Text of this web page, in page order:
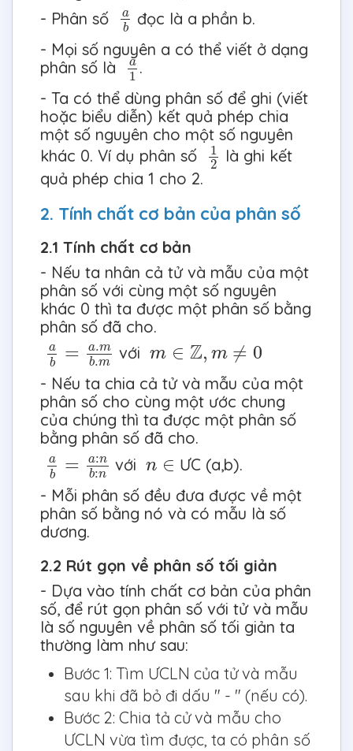
- Phân số
a
b
ab đọc là a phần b.
- Mọi số nguyên a có thể viết ở dạng
phân số là
a
1
a1.
- Ta có thể dùng phân số để ghi (viết
hoặc biểu diễn) kết quả phép chia
một số nguyên cho một số nguyên
khác 0. Ví dụ phân số
1
2
12
là ghi kết
quả phép chia 1 cho 2.
2. Tính chất cơ bản của phân số
2.1 Tính chất cơ bản
- Nếu ta nhân cả tử và mẫu của một
phân số với cùng một số nguyên
khác 0 thì ta được một phân số bằng
phân số đã cho.
a
b
= a.m
b.m
ab mb.mvớim ∈ Z, m ≠ 0
∈Z ,m
- Nếu ta chia cả tử và mẫu của một
phân số cho cùng một ước chung
của chúng thì ta được một phân số
bằng phân số đã cho.
a
b
= a:n
b:n
ab nb:n vớin ∈
n ∈ ƯC (a,b).
- Mỗi phân số đều đưa được về một
phân số bằng nó và có mẫu là số
dương.
2.2 Rút gọn về phân số tối giản
- Dựa vào tính chất cơ bản của phân
số, để rút gọn phân số với tử và mẫu
là số nguyên về phân số tối giản ta
thường làm như sau:
Bước 1: Tìm ƯCLN của tử và mẫu
sau khi đã bỏ đi dấu " - " (nếu có).
Bước 2: Chia tả cử và mẫu cho
ƯCLN vừa tìm được, ta có phân số